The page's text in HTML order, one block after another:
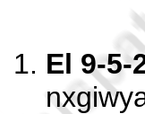
El 9-5-